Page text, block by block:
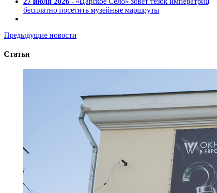
бесплатно посетить музейные маршруты
Предыдущие новости
Статьи